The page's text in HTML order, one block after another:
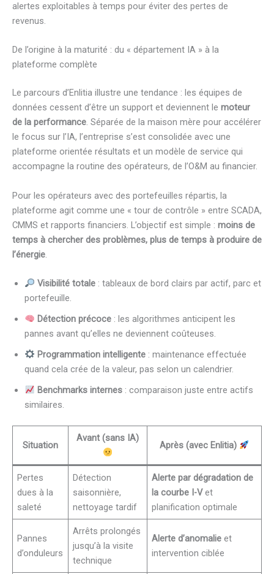
alertes exploitables à temps pour éviter des pertes de
revenus.
De l’origine à la maturité : du « département IA » à la
plateforme complète
Le parcours d’Enlitia illustre une tendance : les équipes de
données cessent d’être un support et deviennent le moteur
de la performance. Séparée de la maison mère pour accélérer
le focus sur l’IA, l’entreprise s’est consolidée avec une
plateforme orientée résultats et un modèle de service qui
accompagne la routine des opérateurs, de l’O&M au financier.
Pour les opérateurs avec des portefeuilles répartis, la
plateforme agit comme une « tour de contrôle » entre SCADA,
CMMS et rapports financiers. L’objectif est simple : moins de
temps à chercher des problèmes, plus de temps à produire de
l’énergie.
Visibilité totale: tableaux de bord clairs par actif, parc et
portefeuille.
Détection précoce: les algorithmes anticipent les
pannes avant qu’elles ne deviennent coûteuses.
Programmation intelligente: maintenance effectuée
quand cela crée de la valeur, pas selon un calendrier.
Benchmarks internes: comparaison juste entre actifs
similaires.
Situation
Avant (sans IA)
Après (avec Enlitia)
Pertes
dues à la
saleté
Détection
saisonnière,
nettoyage tardif
Alerte par dégradation de
la courbe I-Vet
planification optimale
Pannes
d’onduleurs
Arrêts prolongés
jusqu’à la visite
technique
Alerte d’anomalie et
intervention ciblée